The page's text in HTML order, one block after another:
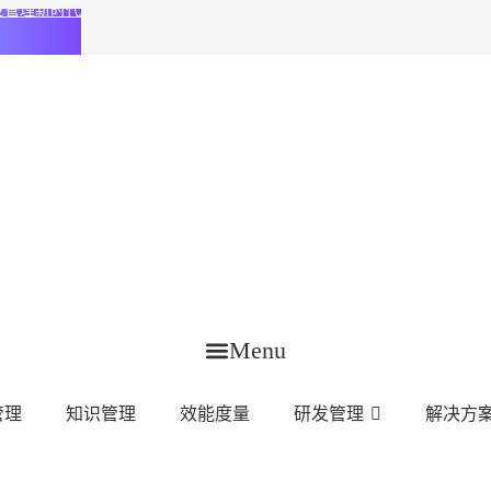
管理新时代
Menu
理 知识管理 效能度量 研发管理 解决方